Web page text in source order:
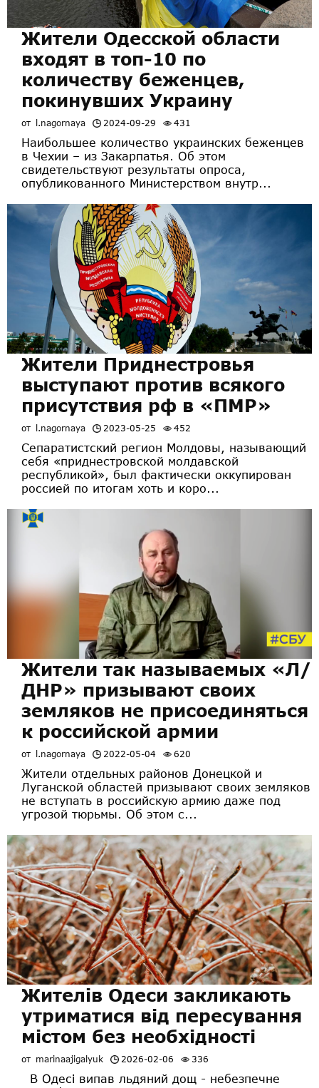
Жители Одесской области
входят в топ-10 по
количеству беженцев,
покинувших Украину
от l.nagornaya 2024-09-29 431
Наибольшее количество украинских беженцев
в Чехии – из Закарпатья. Об этом
свидетельствуют результаты опроса,
опубликованного Министерством внутр...
Жители Приднестровья
выступают против всякого
присутствия рф в «ПМР»
от l.nagornaya 2023-05-25 452
Сепаратистский регион Молдовы, называющий
себя «приднестровской молдавской
республикой», был фактически оккупирован
россией по итогам хоть и коро...
Жители так называемых «Л/
ДНР» призывают своих
земляков не присоединяться
к российской армии
от l.nagornaya 2022-05-04 620
Жители отдельных районов Донецкой и
Луганской областей призывают своих земляков
не вступать в российскую армию даже под
угрозой тюрьмы. Об этом с...
Жителів Одеси закликають
утриматися від пересування
містом без необхідності
от marinaajigalyuk 2026-02-06 336
В Одесі випав льдяний дощ - небезпечне